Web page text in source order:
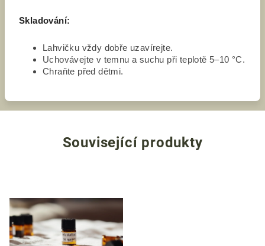
Skladování:
Lahvičku vždy dobře uzavírejte.
Uchovávejte v temnu a suchu při teplotě 5–10 °C.
Chraňte před dětmi.
Související produkty